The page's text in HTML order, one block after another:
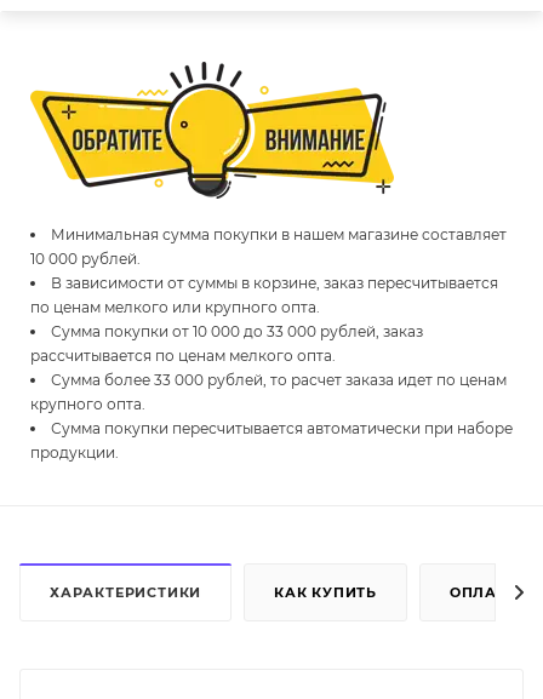
Минимальная сумма покупки в нашем магазине составляет
10 000 рублей.
В зависимости от суммы в корзине, заказ пересчитывается
по ценам мелкого или крупного опта.
Сумма покупки от 10 000 до 33 000 рублей, заказ
рассчитывается по ценам мелкого опта.
Сумма более 33 000 рублей, то расчет заказа идет по ценам
крупного опта.
Сумма покупки пересчитывается автоматически при наборе
продукции.
ХАРАКТЕРИСТИКИ КАК КУПИТЬ ОПЛАТА